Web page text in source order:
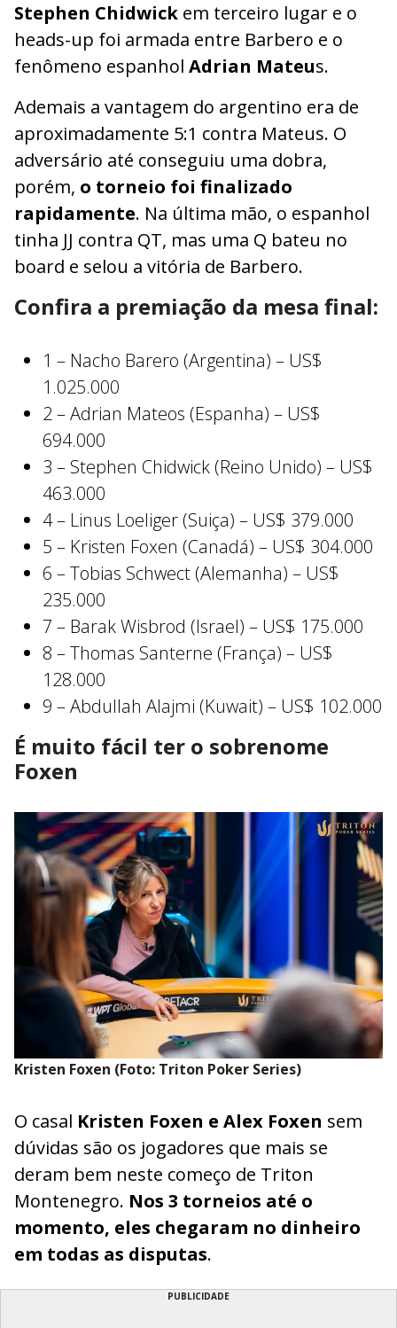
Stephen Chidwick em terceiro lugar e o
heads-up foi armada entre Barbero e o
fenômeno espanhol Adrian Mateus.
Ademais a vantagem do argentino era de
aproximadamente 5:1 contra Mateus. O
adversário até conseguiu uma dobra,
porém, o torneio foi finalizado
rapidamente. Na última mão, o espanhol
tinha JJ contra QT, mas uma Q bateu no
board e selou a vitória de Barbero.
Confira a premiação da mesa final:
1 – Nacho Barero (Argentina) – US$
1.025.000
2 – Adrian Mateos (Espanha) – US$
694.000
3 – Stephen Chidwick (Reino Unido) – US$
463.000
4 – Linus Loeliger (Suiça) – US$ 379.000
5 – Kristen Foxen (Canadá) – US$ 304.000
6 – Tobias Schwect (Alemanha) – US$
235.000
7 – Barak Wisbrod (Israel) – US$ 175.000
8 – Thomas Santerne (França) – US$
128.000
9 – Abdullah Alajmi (Kuwait) – US$ 102.000
É muito fácil ter o sobrenome
Foxen
Kristen Foxen (Foto: Triton Poker Series)
O casal Kristen Foxen e Alex Foxen sem
dúvidas são os jogadores que mais se
deram bem neste começo de Triton
Montenegro. Nos 3 torneios até o
momento, eles chegaram no dinheiro
em todas as disputas.
PUBLICIDADE